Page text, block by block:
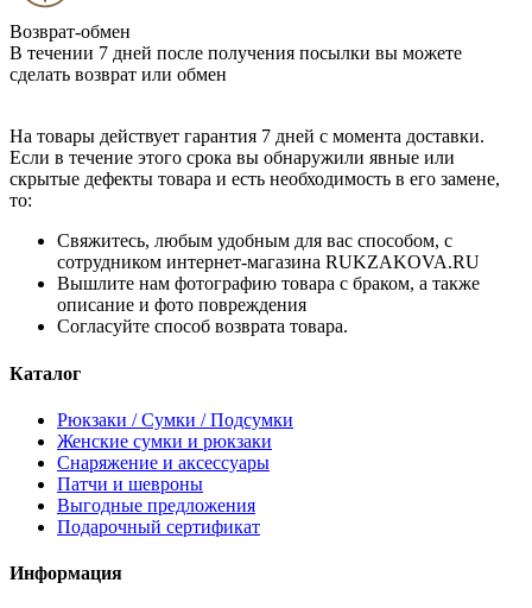
Возврат-обмен
В течении 7 дней после получения посылки вы можете
сделать возврат или обмен
На товары действует гарантия 7 дней с момента доставки.
Если в течение этого срока вы обнаружили явные или
скрытые дефекты товара и есть необходимость в его замене,
то:
Свяжитесь, любым удобным для вас способом, с
сотрудником интернет-магазина RUKZAKOVA.RU
Вышлите нам фотографию товара с браком, а также
описание и фото повреждения
Согласуйте способ возврата товара.
Каталог
Рюкзаки / Сумки / Подсумки
Женские сумки и рюкзаки
Снаряжение и аксессуары
Патчи и шевроны
Выгодные предложения
Подарочный сертификат
Информация